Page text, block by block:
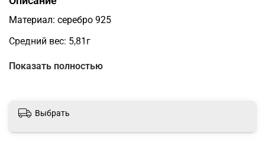
Материал: серебро 925
Средний вес: 5,81г
Нужный размер кольца укажите в комментариях к
Показать полностью
Выбрать